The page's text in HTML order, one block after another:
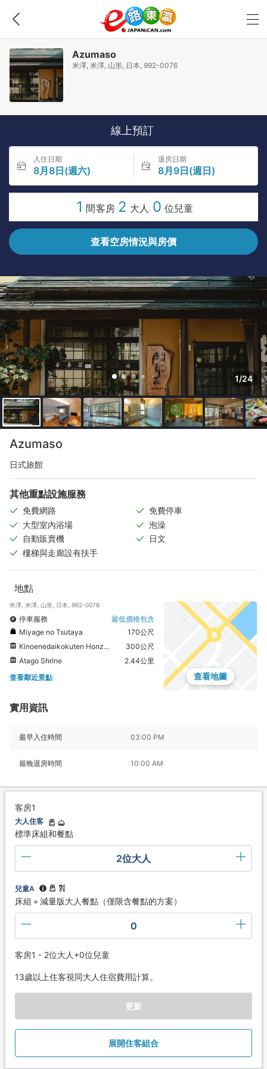
Azumaso
米澤, 米澤, 山形, 日本, 992-0076
線上預訂
入住日期
8月8日(週六)
退房日期
8月9日(週日)
1 間客房 2 大人 0 位兒童
查看空房情況與房價
1/24
Azumaso
日式旅館
其他重點設施服務
免費網路
免費停車
大型室內浴場
泡澡
自動販賣機
日文
樓梯與走廊設有扶手
地點
米澤, 米澤, 山形, 日本, 992-0076
停車服務
最低價格包含
Miyage no Tsutaya
170公尺
Kinoenedaikokuten Honzan Hoju-ji Temple
300公尺
Atago Shrine
2.44公里
查看鄰近景點
查看地圖
實用資訊
最早入住時間 03:00 PM
最晚退房時間 10:00 AM
客房1
大人住客
標準床組和餐點
2位大人
兒童A
床組＋減量版大人餐點（僅限含餐點的方案）
0
客房1 - 2位大人+0位兒童
13歲以上住客視同大人住宿費用計算。
更新
展開住客組合